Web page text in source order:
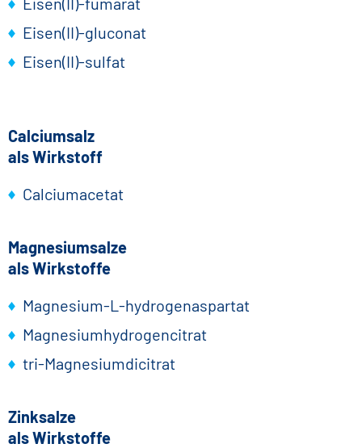
Eisen(II)-gluconat
Eisen(II)-sulfat
Calciumsalz
als Wirkstoff
Calciumacetat
Magnesiumsalze
als Wirkstoffe
Magnesium-L-hydrogenaspartat
Magnesiumhydrogencitrat
tri-Magnesiumdicitrat
Zinksalze
als Wirkstoffe